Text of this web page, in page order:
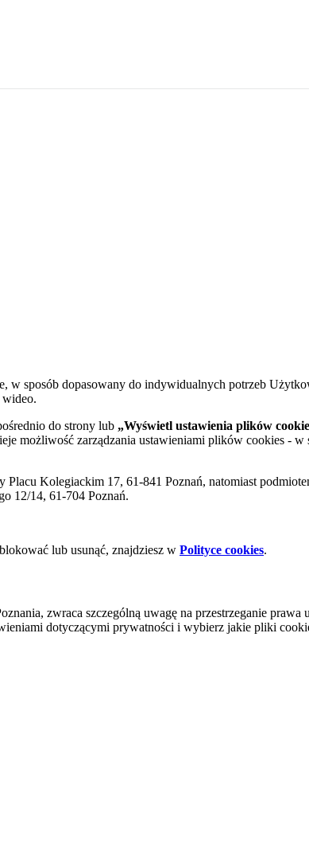
w sposób dopasowany do indywidualnych potrzeb
wideo.
do strony lub „Wyświetl ustawienia plików
możliwość zarządzania ustawieniami plików cookies -
Kolegiackim 17, 61-841 Poznań, natomiast
12/14, 61-704 Poznań.
lub usunąć, znajdziesz w Polityce cookies.
zwraca szczególną uwagę na przestrzeganie
dotyczącymi prywatności i wybierz jakie pliki